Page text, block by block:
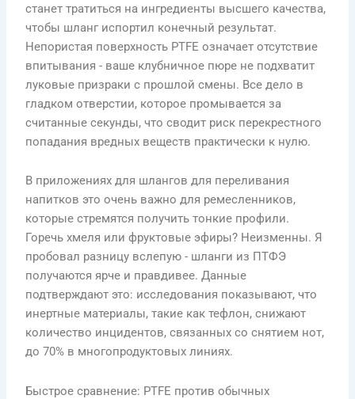
станет тратиться на ингредиенты высшего качества,
чтобы шланг испортил конечный результат.
Непористая поверхность PTFE означает отсутствие
впитывания - ваше клубничное пюре не подхватит
луковые призраки с прошлой смены. Все дело в
гладком отверстии, которое промывается за
считанные секунды, что сводит риск перекрестного
попадания вредных веществ практически к нулю.
В приложениях для шлангов для переливания
напитков это очень важно для ремесленников,
которые стремятся получить тонкие профили.
Горечь хмеля или фруктовые эфиры? Неизменны. Я
пробовал разницу вслепую - шланги из ПТФЭ
получаются ярче и правдивее. Данные
подтверждают это: исследования показывают, что
инертные материалы, такие как тефлон, снижают
количество инцидентов, связанных со снятием нот,
до 70% в многопродуктовых линиях.
Быстрое сравнение: PTFE против обычных